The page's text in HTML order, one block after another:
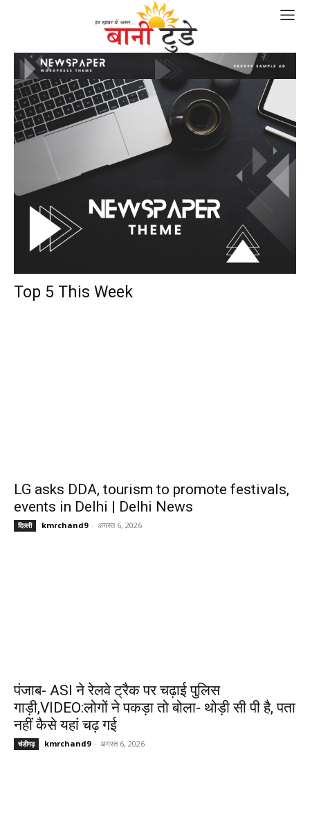
Top 5 This Week
LG asks DDA, tourism to promote festivals,
events in Delhi | Delhi News
दिल्ली kmrchand9 - अगस्त 6, 2026
पंजाब- ASI ने रेलवे ट्रैक पर चढ़ाई पुलिस
गाड़ी,VIDEO:लोगों ने पकड़ा तो बोला- थोड़ी सी पी है, पता
नहीं कैसे यहां चढ़ गई
चंडीगढ़ kmrchand9 - अगस्त 6, 2026